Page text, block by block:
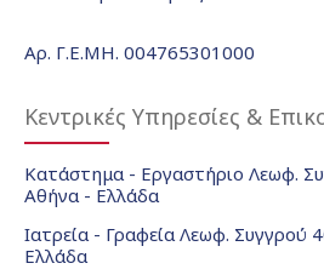
Αρ. Γ.Ε.ΜΗ. 004765301000
Κεντρικές Υπηρεσίες &
Κατάστημα - Εργαστήριο Λεωφ.
Αθήνα - Ελλάδα
Ιατρεία - Γραφεία Λεωφ. Συγγρού
Ελλάδα